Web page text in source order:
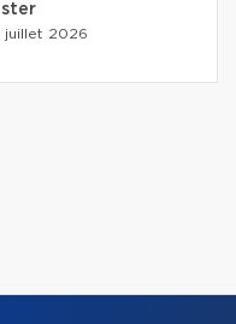
juillet 2026